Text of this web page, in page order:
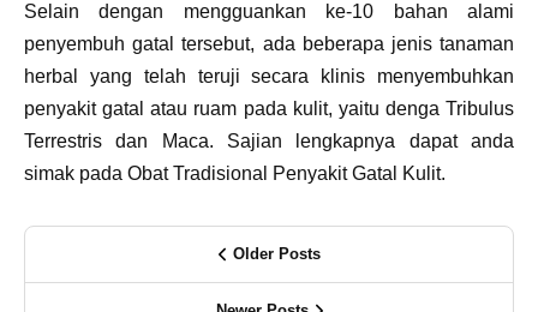
Selain dengan mengguankan ke-10 bahan alami
penyembuh gatal tersebut, ada beberapa jenis tanaman
herbal yang telah teruji secara klinis menyembuhkan
penyakit gatal atau ruam pada kulit, yaitu denga Tribulus
Terrestris dan Maca. Sajian lengkapnya dapat anda
simak pada Obat Tradisional Penyakit Gatal Kulit.
Older Posts